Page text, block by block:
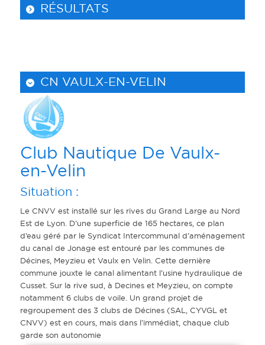
RÉSULTATS
CN VAULX-EN-VELIN
Club Nautique De Vaulx-
en-Velin
Situation :
Le CNVV est installé sur les rives du Grand Large au Nord
Est de Lyon. D’une superficie de 165 hectares, ce plan
d’eau géré par le Syndicat Intercommunal d’aménagement
du canal de Jonage est entouré par les communes de
Décines, Meyzieu et Vaulx en Velin. Cette dernière
commune jouxte le canal alimentant l’usine hydraulique de
Cusset. Sur la rive sud, à Decines et Meyzieu, on compte
notamment 6 clubs de voile. Un grand projet de
regroupement des 3 clubs de Décines (SAL, CYVGL et
CNVV) est en cours, mais dans l’immédiat, chaque club
garde son autonomie